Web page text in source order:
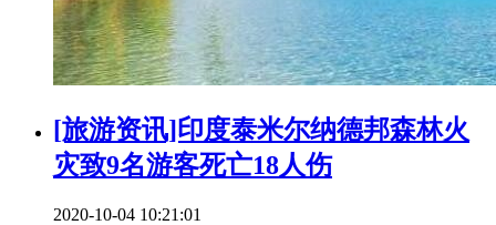
[旅游资讯]印度泰米尔纳德邦森林火
灾致9名游客死亡18人伤
2020-10-04 10:21:01